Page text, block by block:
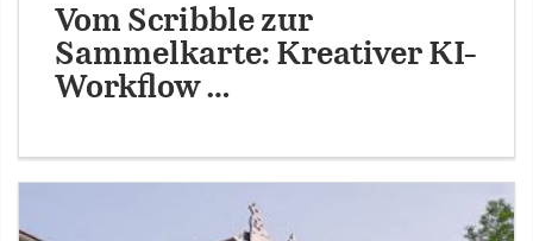
Vom Scribble zur
Sammelkarte: Kreativer KI-
Workflow …